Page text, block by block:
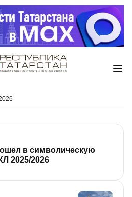
в символическую
2025/2026